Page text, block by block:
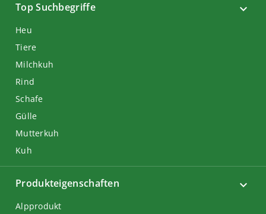
Top Suchbegriffe
Heu
Tiere
Milchkuh
Rind
Schafe
Gülle
Mutterkuh
Kuh
Produkteigenschaften
Alpprodukt